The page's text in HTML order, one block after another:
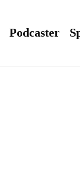
Podcaster